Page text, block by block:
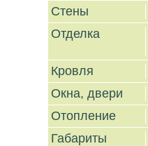
Стены
Отделка
Кровля
Окна, двери
Отопление
Габариты